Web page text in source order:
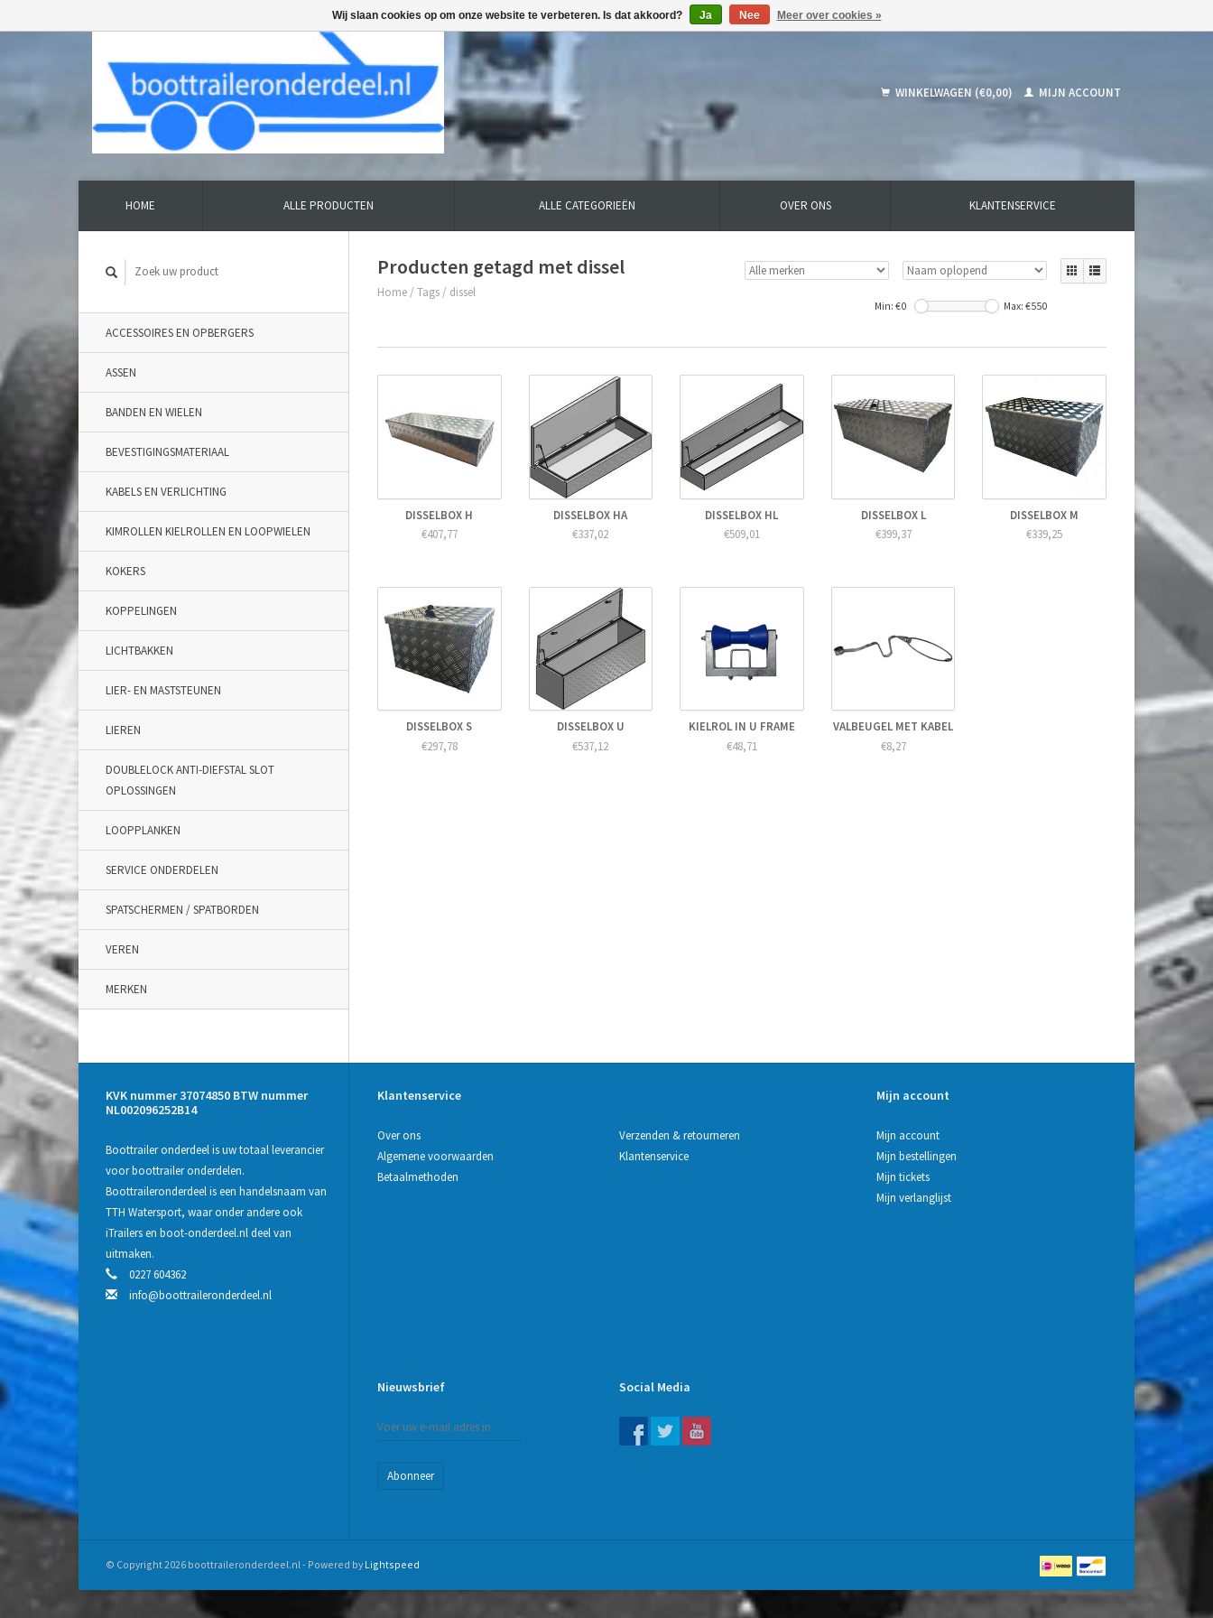
WINKELWAGEN (€0,00) MIJN ACCOUNT
HOME ALLE PRODUCTEN ALLE CATEGORIEËN OVER ONS KLANTENSERVICE
ACCESSOIRES EN OPBERGERS
ASSEN
BANDEN EN WIELEN
BEVESTIGINGSMATERIAAL
KABELS EN VERLICHTING
KIMROLLEN KIELROLLEN EN LOOPWIELEN
KOKERS
KOPPELINGEN
LICHTBAKKEN
LIER- EN MASTSTEUNEN
LIEREN
DOUBLELOCK ANTI-DIEFSTAL SLOT
OPLOSSINGEN
LOOPPLANKEN
SERVICE ONDERDELEN
SPATSCHERMEN / SPATBORDEN
VEREN
MERKEN
Producten getagd met dissel
Home / Tags / dissel
Min: €0 Max: €550
DISSELBOX H
€407,77
DISSELBOX HA
€337,02
DISSELBOX HL
€509,01
DISSELBOX L
€399,37
DISSELBOX M
€339,25
DISSELBOX S
€297,78
DISSELBOX U
€537,12
KIELROL IN U FRAME
€48,71
VALBEUGEL MET KABEL
€8,27
KVK nummer 37074850 BTW nummer
NL002096252B14
Boottrailer onderdeel is uw totaal leverancier
voor boottrailer onderdelen.
Boottraileronderdeel is een handelsnaam van
TTH Watersport, waar onder andere ook
iTrailers en boot-onderdeel.nl deel van
uitmaken.
0227 604362
info@boottraileronderdeel.nl
Klantenservice
Over ons
Algemene voorwaarden
Betaalmethoden
Verzenden & retourneren
Klantenservice
Mijn account
Mijn account
Mijn bestellingen
Mijn tickets
Mijn verlanglijst
Nieuwsbrief
Abonneer
Social Media
© Copyright 2026 boottraileronderdeel.nl - Powered byLightspeed
Wij slaan cookies op om onze website te verbeteren. Is dat akkoord? Ja Nee Meer over cookies »